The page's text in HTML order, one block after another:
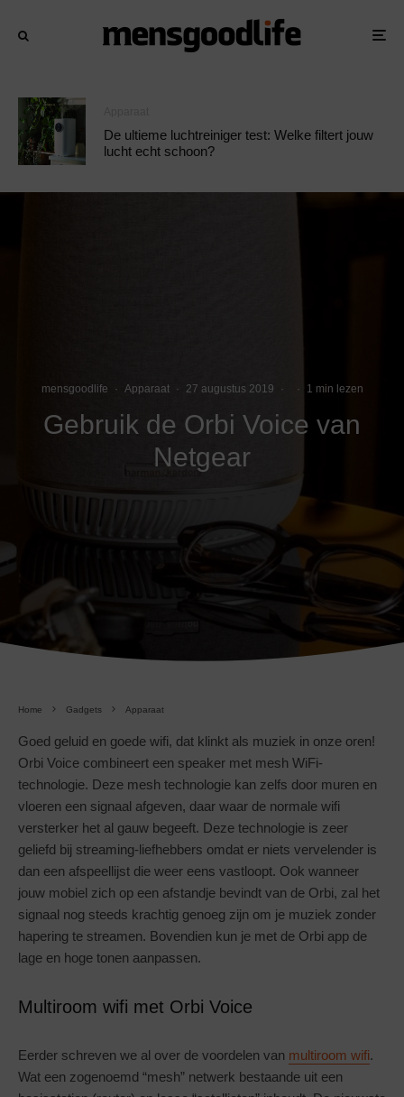
De ultieme luchtreiniger test: Welke filtert jouw
lucht echt schoon?
mensgoodlife · Apparaat · 27 augustus 2019 · · 1 min lezen
Gebruik de Orbi Voice van
Netgear
Home Gadgets Apparaat
Goed geluid en goede wifi, dat klinkt als muziek in onze oren!
Orbi Voice combineert een speaker met mesh WiFi-
technologie. Deze mesh technologie kan zelfs door muren en
vloeren een signaal afgeven, daar waar de normale wifi
versterker het al gauw begeeft. Deze technologie is zeer
geliefd bij streaming-liefhebbers omdat er niets vervelender is
dan een afspeellijst die weer eens vastloopt. Ook wanneer
jouw mobiel zich op een afstandje bevindt van de Orbi, zal het
signaal nog steeds krachtig genoeg zijn om je muziek zonder
hapering te streamen. Bovendien kun je met de Orbi app de
lage en hoge tonen aanpassen.
Multiroom wifi met Orbi Voice
Eerder schreven we al over de voordelen van multiroom wifi.
Wat een zogenoemd “mesh” netwerk bestaande uit een